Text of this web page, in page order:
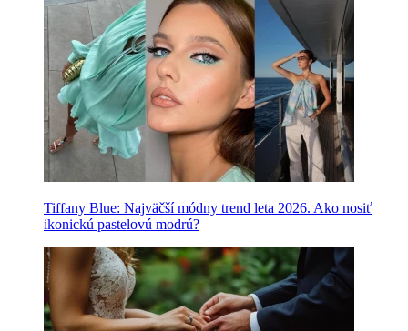
Tiffany Blue: Najväčší módny trend leta 2026. Ako nosiť
ikonickú pastelovú modrú?